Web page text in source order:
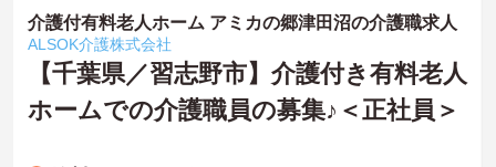
介護付有料老人ホーム アミカの郷津田沼の介護職求人
ALSOK介護株式会社
【千葉県／習志野市】介護付き有料老人
ホームでの介護職員の募集♪＜正社員＞